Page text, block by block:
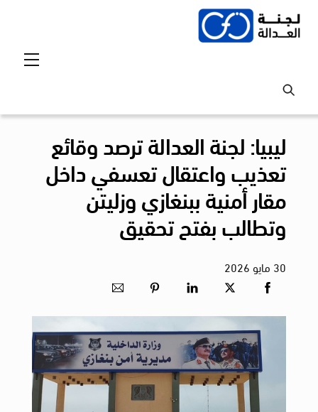
Skip
ليبيا: لجنة العدالة ترصد وقائع
تعذيب واعتقال تعسفي داخل
مقار أمنية ببنغازي وزليتن
وتطالب بفتح تحقيق
30 مايو 2026